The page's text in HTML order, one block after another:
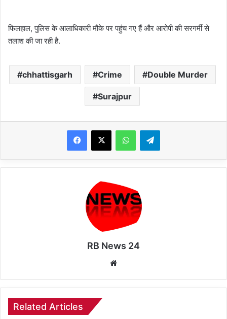
फिलहाल, पुलिस के आलाधिकारी मौके पर पहुंच गए हैं और आरोपी की सरगर्मी से
तलाश की जा रही है.
chhattisgarh Crime Double Murder
Surajpur
WhatsAppTelegram
RB News 24
Related Articles